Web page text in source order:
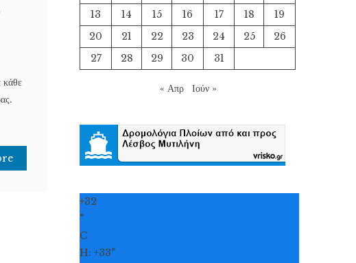
κάθε
13
14 15 16 17 18
19
20
21 22 23 24 25
26
27
28 29 30 31
« Απρ Ιούν »
+32
°
C
H:+33°